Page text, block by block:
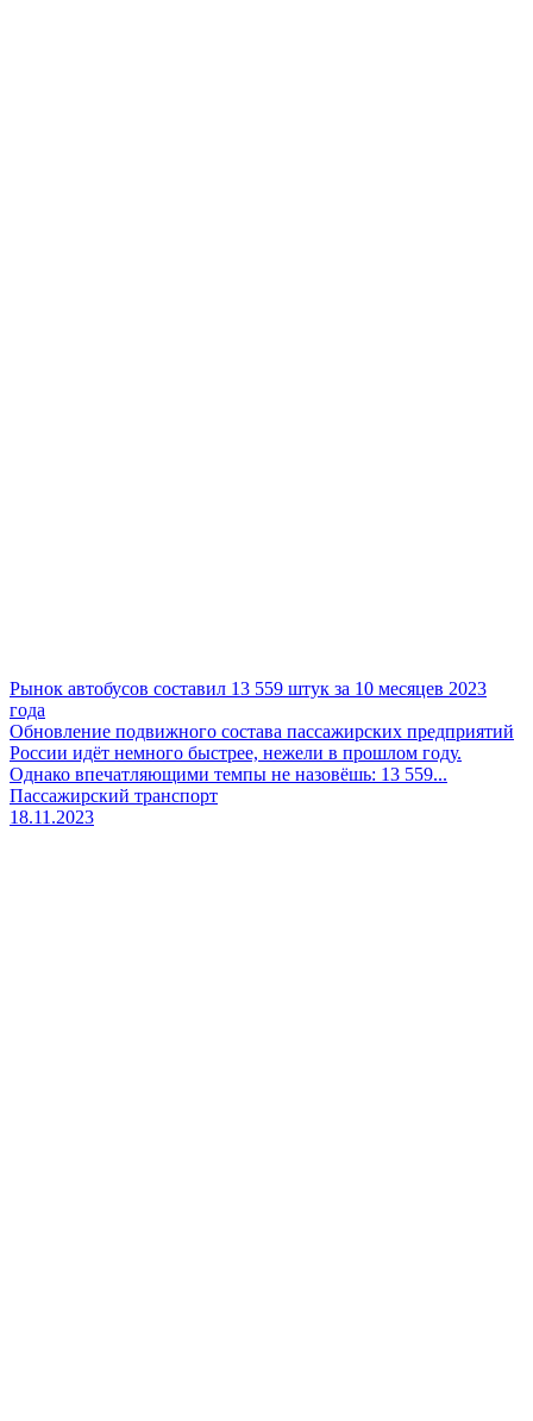
Рынок автобусов составил 13 559 штук за 10 месяцев 2023
года
Обновление подвижного состава пассажирских предприятий
России идёт немного быстрее, нежели в прошлом году.
Однако впечатляющими темпы не назовёшь: 13 559...
Пассажирский транспорт
18.11.2023